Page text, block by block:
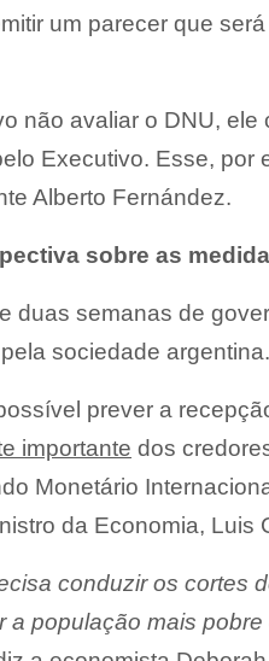
um parecer que
não avaliar o DNU,
Executivo. Esse, por
Alberto Fernández.
sobre as
duas semanas de
sociedade argentina.
prever a
importante dos
Monetário
da Economia, Luis
conduzir os cortes
a população mais